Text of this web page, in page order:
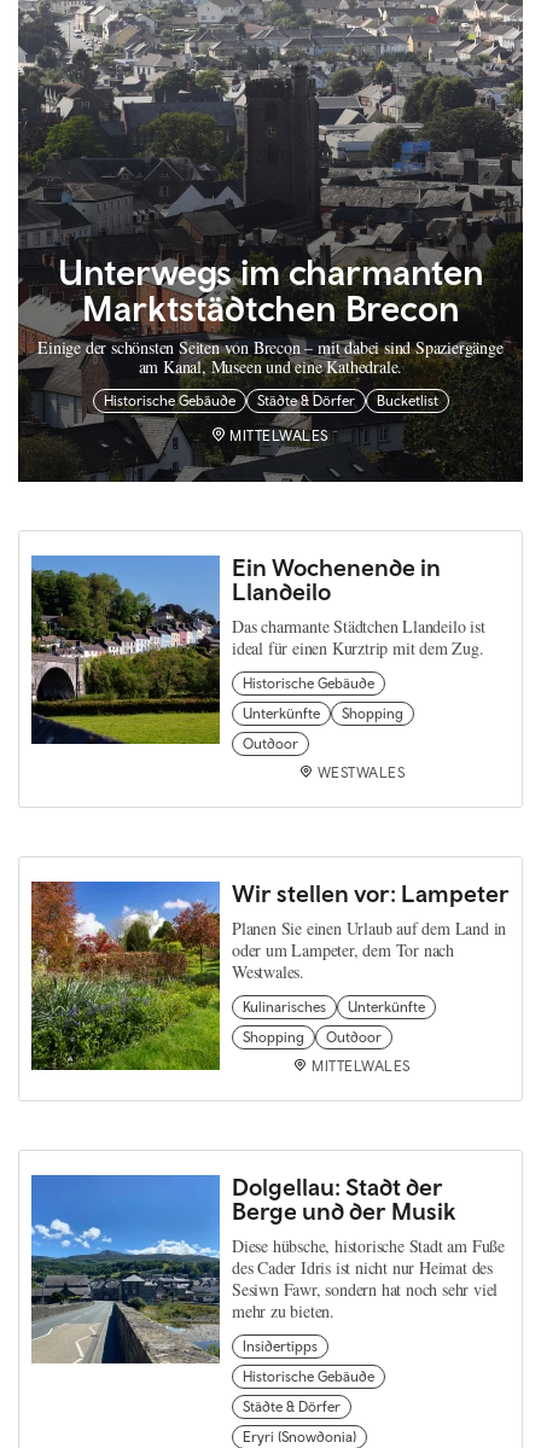
Unterwegs im charmanten
Marktstädtchen Brecon
Einige der schönsten Seiten von Brecon – mit dabei sind Spaziergänge
am Kanal, Museen und eine Kathedrale.
Historische Gebäude Städte & Dörfer Bucketlist
MITTELWALES
Ein Wochenende in
Llandeilo
Das charmante Städtchen Llandeilo ist
ideal für einen Kurztrip mit dem Zug.
Historische Gebäude
Unterkünfte
Shopping
Outdoor
WESTWALES
Wir stellen vor: Lampeter
Planen Sie einen Urlaub auf dem Land in
oder um Lampeter, dem Tor nach
Westwales.
Kulinarisches
Unterkünfte
Shopping
Outdoor
MITTELWALES
Dolgellau: Stadt der
Berge und der Musik
Diese hübsche, historische Stadt am Fuße
des Cader Idris ist nicht nur Heimat des
Sesiwn Fawr, sondern hat noch sehr viel
mehr zu bieten.
Insidertipps
Historische Gebäude
Städte & Dörfer
Eryri (Snowdonia)